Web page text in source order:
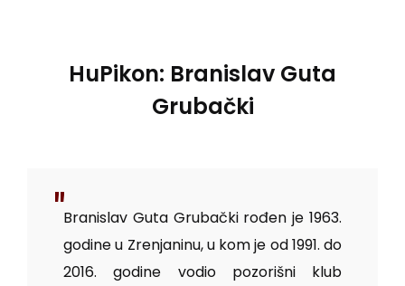
HuPikon: Branislav Guta
Grubački
Branislav Guta Grubački rođen je 1963.
godine u Zrenjaninu, u kom je od 1991. do
2016. godine vodio pozorišni klub